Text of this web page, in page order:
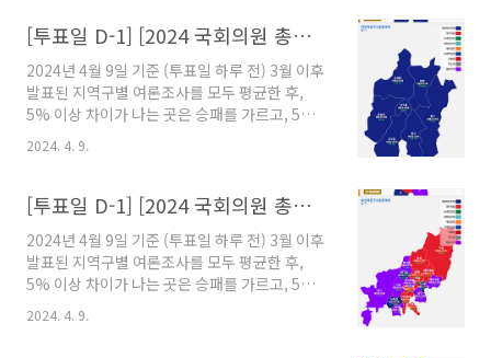
있습니다.
https://play.google.com/store/apps/details?
id=me.yogurthelp.election 선거끝판
왕-2024국회의원선거개표결과 - Google Play
앱 2024년 국회의원 선거 정보 / 역대 국회의원 /
대통령 선거 개표 결과 play.google.com
[투표일 D-1] [2024 국회의원 총선거] 충청권 의석 예측
2024년 4월 9일 기준 (투표일 하루 전) 3월 이후
발표된 지역구별 여론조사를 모두 평균한 후,
5% 이상 차이가 나는 곳은 승패를 가르고, 5%
니다. 여론조사가 없는 곳은 지난 총선 결과를 반
니다. (본 예측 결과는 실제 개표 결과와 다를 수
있습니다.) [대전] 총 7석 더불어민주당 7석 [대
전] 최종 예측 총 7석 더불어민주당 7석 [세종] 총
2석 더불어민주당 1석 새로운 미래 1석 [세종] 최
종 예측 총 2석 더불어민주당 1석 새로운 미래 1
석 [충남] 총 11석 더불어민주당 5석 국민의힘 2
2024. 4. 9.
[투표일 D-1] [2024 국회의원 총선거] 부산 울산 경남 의석 예측
2024년 4월 9일 기준 (투표일 하루 전) 3월 이후
발표된 지역구별 여론조사를 모두 평균한 후,
5% 이상 차이가 나는 곳은 승패를 가르고, 5%
니다. 여론조사가 없는 곳은 지난 총선 결과를 반
2024. 4. 9.